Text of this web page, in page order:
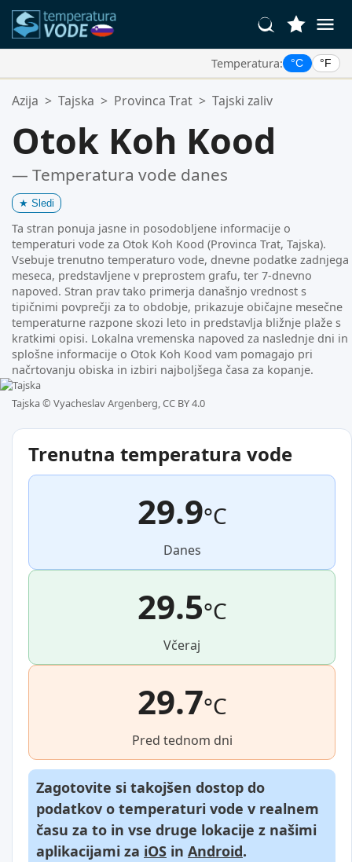
Temperatura: °C °F
Vaše Priljubljene Lokacije:
Azija > Tajska > Provinca Trat > Tajski zaliv
Otok Koh Kood
— Temperatura vode danes
★ Sledi
Ta stran ponuja jasne in posodobljene informacije o
temperaturi vode za Otok Koh Kood (Provinca Trat, Tajska).
Vsebuje trenutno temperaturo vode, dnevne podatke zadnjega
meseca, predstavljene v preprostem grafu, ter 7-dnevno
napoved. Stran prav tako primerja današnjo vrednost s
tipičnimi povprečji za to obdobje, prikazuje običajne mesečne
temperaturne razpone skozi leto in predstavlja bližnje plaže s
kratkimi opisi. Lokalna vremenska napoved za naslednje dni in
splošne informacije o Otok Koh Kood vam pomagajo pri
načrtovanju obiska in izbiri najboljšega časa za kopanje.
Tajska © Vyacheslav Argenberg, CC BY 4.0
Trenutna temperatura vode
29.9°C
Danes
29.5°C
Včeraj
29.7°C
Pred tednom dni
Zagotovite si takojšen dostop do
podatkov o temperaturi vode v realnem
času za to in vse druge lokacije z našimi
aplikacijami za iOS in Android.